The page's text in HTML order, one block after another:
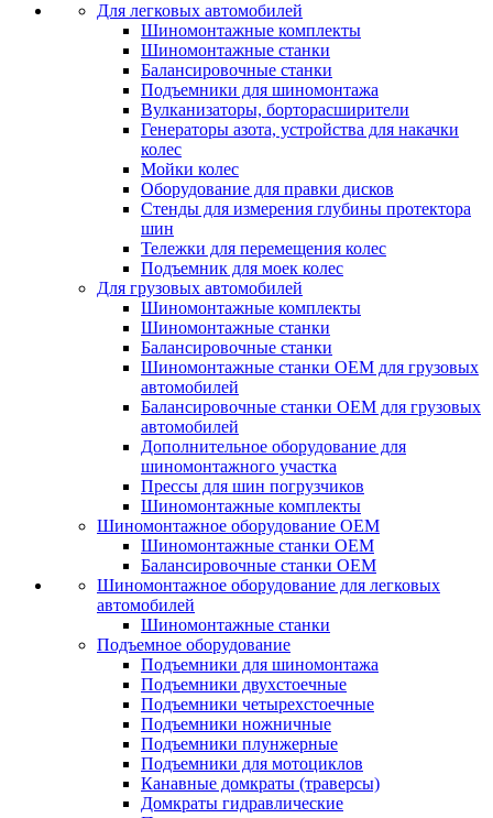
Для легковых автомобилей
Шиномонтажные комплекты
Шиномонтажные станки
Балансировочные станки
Подъемники для шиномонтажа
Вулканизаторы, борторасширители
Генераторы азота, устройства для накачки
колес
Мойки колес
Оборудование для правки дисков
Стенды для измерения глубины протектора
шин
Тележки для перемещения колес
Подъемник для моек колеc
Для грузовых автомобилей
Шиномонтажные комплекты
Шиномонтажные станки
Балансировочные станки
Шиномонтажные станки ОЕМ для грузовых
автомобилей
Балансировочные станки ОЕМ для грузовых
автомобилей
Дополнительное оборудование для
шиномонтажного участка
Прессы для шин погрузчиков
Шиномонтажные комплекты
Шиномонтажное оборудование ОЕМ
Шиномонтажные станки ОЕМ
Балансировочные станки ОЕМ
Шиномонтажное оборудование для легковых
автомобилей
Шиномонтажные станки
Подъемное оборудование
Подъемники для шиномонтажа
Подъемники двухстоечные
Подъемники четырехстоечные
Подъемники ножничные
Подъемники плунжерные
Подъемники для мотоциклов
Канавные домкраты (траверсы)
Домкраты гидравлические